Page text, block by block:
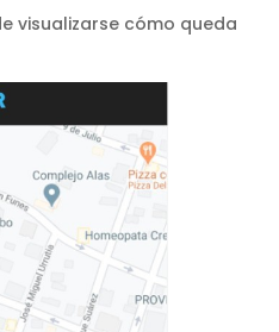
visualizarse cómo queda